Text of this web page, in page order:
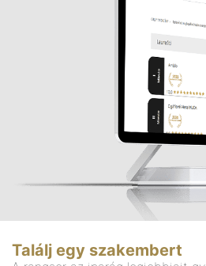
Találj egy szakembert